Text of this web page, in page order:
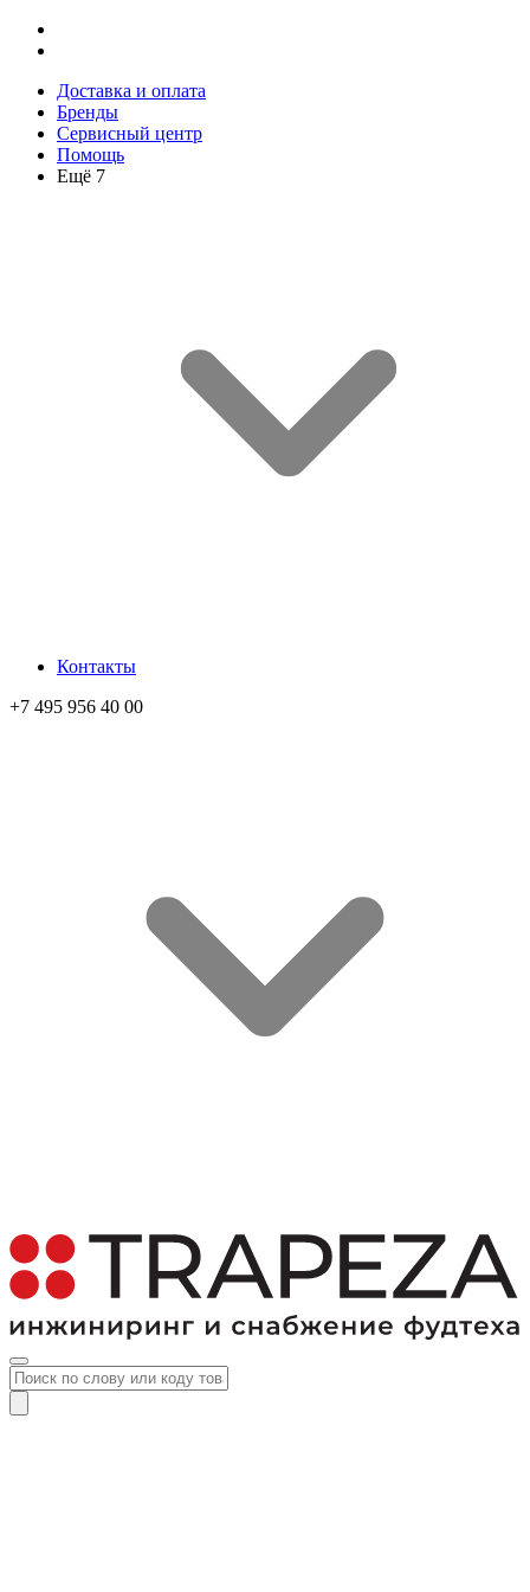
Доставка и оплата
Бренды
Сервисный центр
Помощь
Ещё 7
Контакты
+7 495 956 40 00